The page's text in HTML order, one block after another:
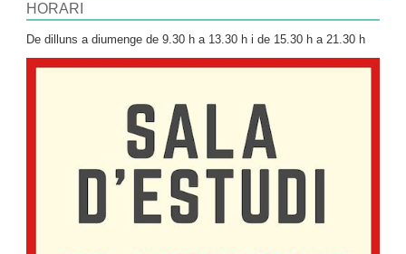
HORARI
De dilluns a diumenge de 9.30 h a 13.30 h i de 15.30 h a 21.30 h